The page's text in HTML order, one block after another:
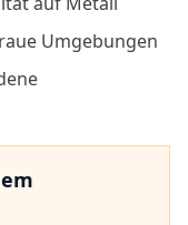
Umgebungen